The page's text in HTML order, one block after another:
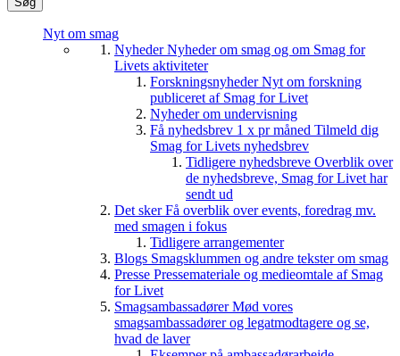
Nyt om smag
NyhederNyheder om smag og om Smag for
Livets aktiviteter
ForskningsnyhederNyt om forskning
publiceret af Smag for Livet
Nyheder om undervisning
Få nyhedsbrev 1 x pr måned Tilmeld dig
Smag for Livets nyhedsbrev
Tidligere nyhedsbreve Overblik over
de nyhedsbreve, Smag for Livet har
sendt ud
Det skerFå overblik over events, foredrag mv.
med smagen i fokus
Tidligere arrangementer
Blogs Smagsklummen og andre tekster om smag
Presse Pressemateriale og medieomtale af Smag
for Livet
SmagsambassadørerMød vores
smagsambassadører og legatmodtagere og se,
hvad de laver